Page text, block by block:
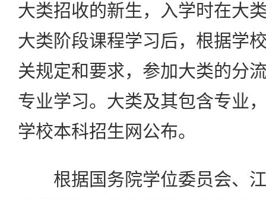
大类招收的新生，入学时在大
大类阶段课程学习后，根据学
关规定和要求，参加大类的分
专业学习。大类及其包含专业
学校本科招生网公布。
根据国务院学位委员会、江